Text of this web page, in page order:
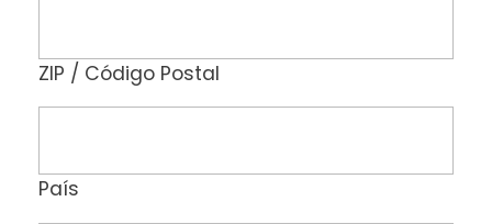
ZIP / Código Postal
País